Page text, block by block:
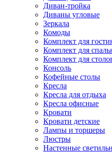
Диван-тройка
Диваны угловые
Зеркала
Комоды
Комплект для
Комплект для
Комплект для
Консоль
Кофейные столы
Кресла
Кресла для отдыха
Кресла офисные
Кровати
Кровати детские
Лампы и торшеры
Люстры
Настенные